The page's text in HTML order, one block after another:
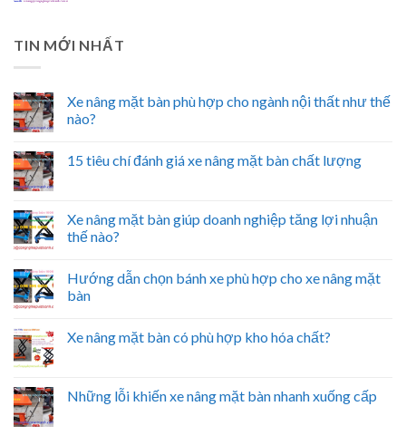
TIN MỚI NHẤT
Xe nâng mặt bàn phù hợp cho ngành nội thất như thế
nào?
15 tiêu chí đánh giá xe nâng mặt bàn chất lượng
Xe nâng mặt bàn giúp doanh nghiệp tăng lợi nhuận
thế nào?
Hướng dẫn chọn bánh xe phù hợp cho xe nâng mặt
bàn
Xe nâng mặt bàn có phù hợp kho hóa chất?
Những lỗi khiến xe nâng mặt bàn nhanh xuống cấp